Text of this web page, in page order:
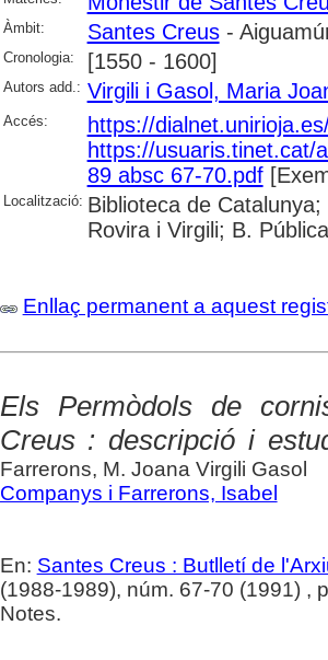
Àmbit: Santes Creus-
Cronologia: [1550 - 1600]
Autors add.: Virgili i Gasol, Maria
Accés:
https://
https://usuaris.tinet.cat/
89 absc 67-70.pdf
Localització: Biblioteca de
Rovira i Virgili; B.
Enllaç permanent a aquest
Els Permòdols de
Creus : descripció i
Farrerons, M. Joana Virgili Gasol
Companys i Farrerons, Isabel
En: Santes Creus : Butlletí de
(1988-1989), núm. 67-70 (1991) ,
Notes.